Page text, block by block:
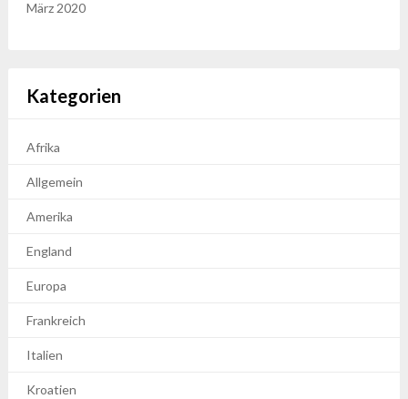
März 2020
Kategorien
Afrika
Allgemein
Amerika
England
Europa
Frankreich
Italien
Kroatien